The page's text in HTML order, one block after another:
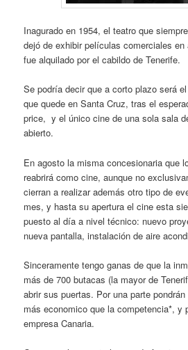
Inagurado en 1954, el teatro que
dejó de exhibir películas comerciales en
fue alquilado por el cabildo de Tenerife.
Se podría decir que a corto plazo será
que quede en Santa Cruz, tras el
price, y el único cine de una sola sala
abierto.
En agosto la misma concesionaria que
reabrirá como cine, aunque no
cierran a realizar además otro tipo de
mes, y hasta su apertura el cine esta
puesto al día a nivel técnico: nuevo
nueva pantalla, instalación de aire
Sinceramente tengo ganas de que la
más de 700 butacas (la mayor de
abrir sus puertas. Por una parte
más economico que la competencia*, y
empresa Canaria.